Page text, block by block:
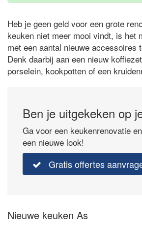
Heb je geen geld voor een grote
keuken niet meer mooi vindt, is het
met een aantal nieuwe accessoires
Denk daarbij aan een nieuw
porselein, kookpotten of een
Ben je uitgekeken op
Ga voor een keukenrenovatie
een nieuwe look!
Gratis offertes
Nieuwe keuken As